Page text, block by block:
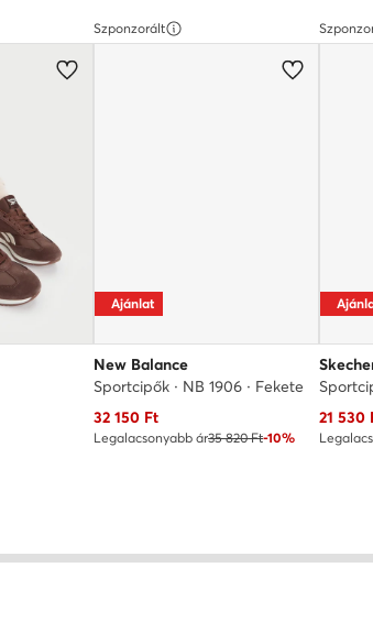
Szponzorált
Ajánlat
New Balance
Sportcipők · NB 1906 · Fekete
Aktuális ár
32 150Ft
Legalacsonyabb ár35 820 Ft-10%
Aktuális
21 530